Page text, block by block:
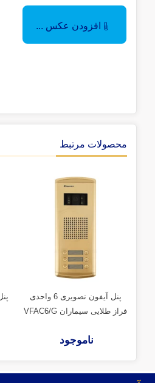
افزودن عکس ...
محصولات مرتبط
پنل آیفون تصویری 6 واحدی
فراز طلایی سیماران VFAC6/G
ناموجود